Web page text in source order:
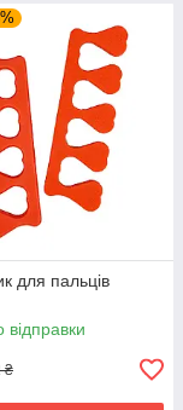
для пальців
відправки
₴